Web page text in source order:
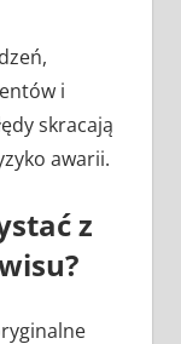
i
skracają
awarii.
z